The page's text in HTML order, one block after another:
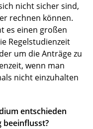
nicht sicher sind,
rechnen können.
es einen großen
Regelstudienzeit
um die Anträge zu
wenn man
nicht einzuhalten
entschieden
beeinflusst?